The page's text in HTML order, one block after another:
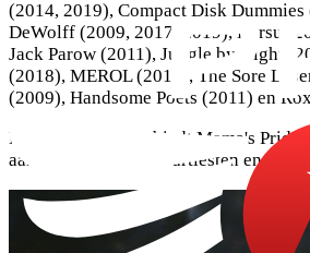
(2014, 2019), Compact Disk
DeWolff (2009, 2017, 2019), Karsu
Jack Parow (2011), Jungle by Night
(2018), MEROL (2019), The Sore
(2009), Handsome Poets (2011) en
Naast deze namen biedt Mama's Pride
aan vele opkomende artiesten en